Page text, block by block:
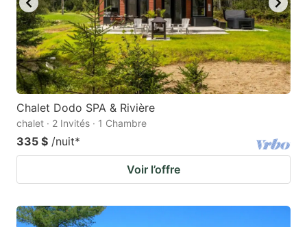
Chalet Dodo SPA & Rivière
chalet · 2 Invités · 1 Chambre
335 $ /nuit*
Voir l’offre